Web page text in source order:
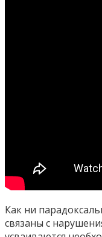
Как ни
связаны с